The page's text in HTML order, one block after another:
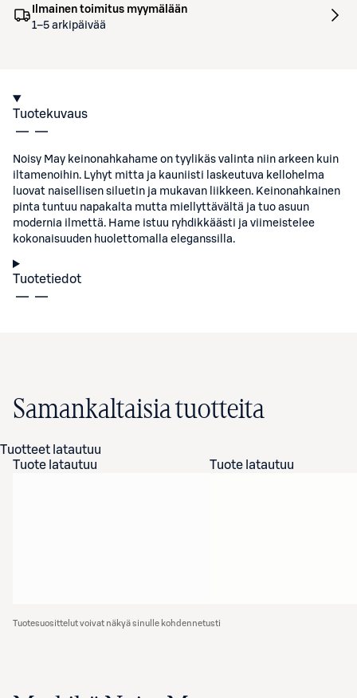
Ilmainen toimitus myymälään
1–5 arkipäivää
Tuotekuvaus
Noisy May keinonahkahame on tyylikäs valinta niin arkeen kuin
iltamenoihin. Lyhyt mitta ja kauniisti laskeutuva kellohelma
luovat naisellisen siluetin ja mukavan liikkeen. Keinonahkainen
pinta tuntuu napakalta mutta miellyttävältä ja tuo asuun
modernia ilmettä. Hame istuu ryhdikkäästi ja viimeistelee
kokonaisuuden huolettomalla eleganssilla.
Tuotetiedot
Samankaltaisia tuotteita
Tuotteet latautuu
Tuote latautuu
Tuote latautuu
Tuotesuosittelut voivat näkyä sinulle kohdennetusti